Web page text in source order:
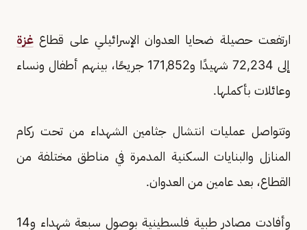
ارتفعت حصيلة ضحايا العدوان الإسرائيلي على قطاع غزة
إلى 72,234 شهيدًا و171,852 جريحًا، بينهم أطفال ونساء
وعائلات بأكملها.
وتتواصل عمليات انتشال جثامين الشهداء من تحت ركام
المنازل والبنايات السكنية المدمرة في مناطق مختلفة من
القطاع، بعد عامين من العدوان.
وأفادت مصادر طبية فلسطينية بوصول سبعة شهداء و14